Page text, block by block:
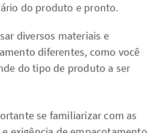
do produto e pronto.
diversos materiais e
diferentes, como você
do tipo de produto a ser
se familiarizar com as